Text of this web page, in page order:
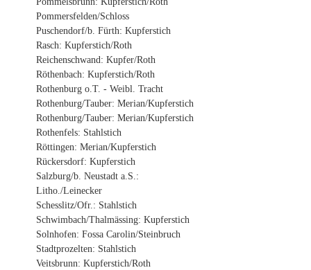
Pommersfelden/Schloss
Puschendorf/b. Fürth: Kupferstich
Rasch: Kupferstich/Roth
Reichenschwand: Kupfer/Roth
Röthenbach: Kupferstich/Roth
Rothenburg o.T. - Weibl. Tracht
Rothenburg/Tauber: Merian/Kupferstich
Rothenburg/Tauber: Merian/Kupferstich
Rothenfels: Stahlstich
Röttingen: Merian/Kupferstich
Rückersdorf: Kupferstich
Salzburg/b. Neustadt a.S.:
Litho./Leinecker
Schesslitz/Ofr.: Stahlstich
Schwimbach/Thalmässing: Kupferstich
Solnhofen: Fossa Carolin/Steinbruch
Stadtprozelten: Stahlstich
Veitsbrunn: Kupferstich/Roth